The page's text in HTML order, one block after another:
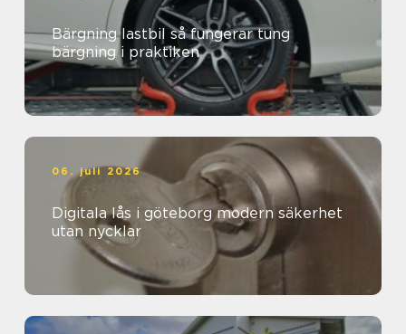
Bärgning lastbil så fungerar tung
bärgning i praktiken
06. juli 2026
Digitala lås i göteborg modern säkerhet
utan nycklar